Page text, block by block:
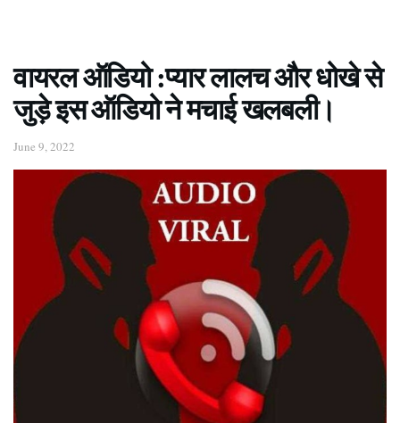
वायरल ऑडियो :प्यार लालच और धोखे से
जुड़े इस ऑडियो ने मचाई खलबली।
June 9, 2022